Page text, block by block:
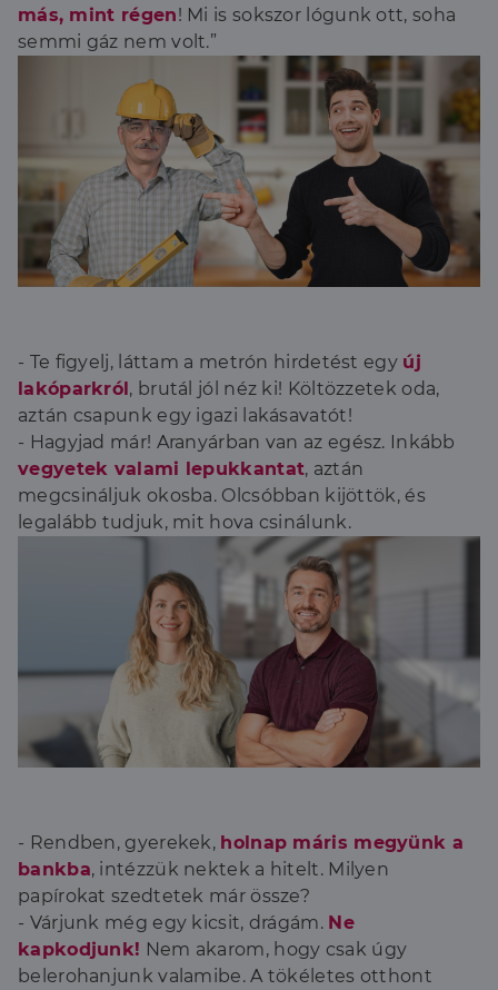
más, mint régen! Mi is sokszor lógunk ott, soha
semmi gáz nem volt.”
- Te figyelj, láttam a metrón hirdetést egy új
lakóparkról, brutál jól néz ki! Költözzetek oda,
aztán csapunk egy igazi lakásavatót!
- Hagyjad már! Aranyárban van az egész. Inkább
vegyetek valami lepukkantat, aztán
megcsináljuk okosba. Olcsóbban kijöttök, és
legalább tudjuk, mit hova csinálunk.
- Rendben, gyerekek, holnap máris megyünk a
bankba, intézzük nektek a hitelt. Milyen
papírokat szedtetek már össze?
- Várjunk még egy kicsit, drágám. Ne
kapkodjunk! Nem akarom, hogy csak úgy
belerohanjunk valamibe. A tökéletes otthont